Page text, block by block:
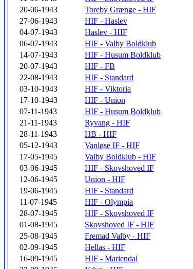
20-06-1943
Toreby Grænge - HIF
27-06-1943
HIF - Haslev
04-07-1943
Haslev - HIF
06-07-1943
HIF - Valby Boldklub
14-07-1943
HIF - Husum Boldklub
20-07-1943
HIF - FB
22-08-1943
HIF - Standard
03-10-1943
HIF - Viktoria
17-10-1943
HIF - Union
07-11-1943
HIF - Husum Boldklub
21-11-1943
Ryvang - HIF
28-11-1943
HB - HIF
05-12-1943
Vanløse IF - HIF
17-05-1945
Valby Boldklub - HIF
03-06-1945
HIF - Skovshoved IF
12-06-1945
Union - HIF
19-06-1945
HIF - Standard
11-07-1945
HIF - Olympia
28-07-1945
HIF - Skovshoved IF
01-08-1945
Skovshoved IF - HIF
25-08-1945
Fremad Valby - HIF
02-09-1945
Hellas - HIF
16-09-1945
HIF - Mariendal